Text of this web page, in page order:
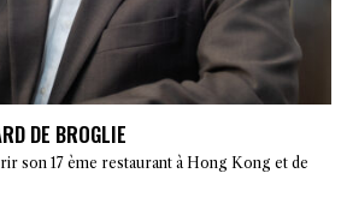
DE BROGLIE
son 17 ème restaurant à Hong Kong et de